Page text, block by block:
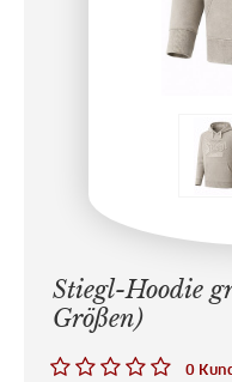
Stiegl-Hoodie
Größen)
0